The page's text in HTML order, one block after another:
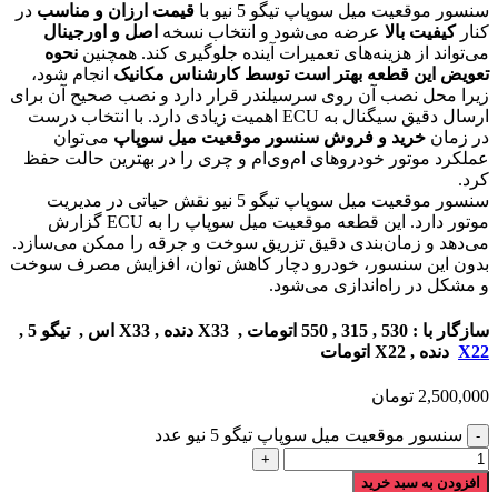
سنسور موقعیت میل سوپاپ تیگو 5 نیو با قیمت ارزان و مناسب در
کنارکیفیت بالا عرضه می‌شود و انتخاب نسخه اصل و اورجینال
می‌تواند از هزینه‌های تعمیرات آینده جلوگیری کند. همچنین نحوه
تعویض این قطعه بهتر است توسط کارشناس مکانیک انجام شود،
زیرا محل نصب آن روی سرسیلندر قرار دارد و نصب صحیح آن برای
ارسال دقیق سیگنال به ECU اهمیت زیادی دارد. با انتخاب درست
در زمان خرید و فروش سنسور موقعیت میل سوپاپ می‌توان
عملکرد موتور خودروهای ام‌وی‌ام و چری را در بهترین حالت حفظ
کرد.
سنسور موقعیت میل سوپاپ تیگو 5 نیو نقش حیاتی در مدیریت
موتور دارد. این قطعه موقعیت میل سوپاپ را به ECU گزارش
می‌دهد و زمان‌بندی دقیق تزریق سوخت و جرقه را ممکن می‌سازد.
بدون این سنسور، خودرو دچار کاهش توان، افزایش مصرف سوخت
و مشکل در راه‌اندازی می‌شود.
سازگار با : 530 , 315 , 550 اتومات , X33 دنده , X33 اس , تیگو 5 ,
X22 دنده , X22 اتومات
2,500,000 تومان
سنسور موقعیت میل سوپاپ تیگو 5 نیو عدد
افزودن به سبد خرید